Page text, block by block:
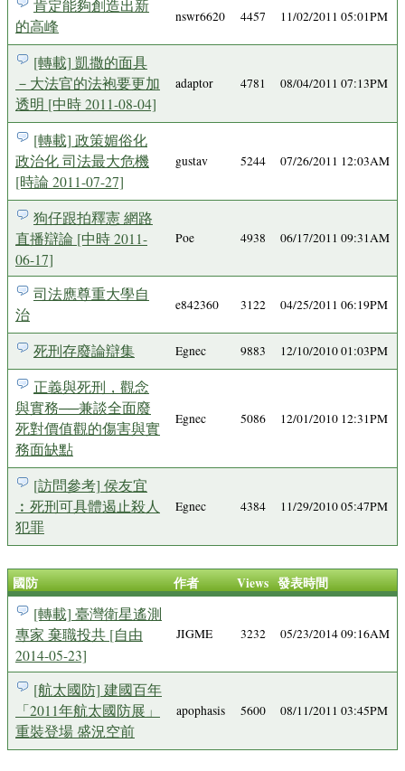
肯定能夠創造出新
的高峰
nswr6620 4457 11/02/2011 05:01PM
[轉載] 凱撒的面具
－大法官的法袍要更加
透明 [中時 2011-08-04]
adaptor 4781 08/04/2011 07:13PM
[轉載] 政策媚俗化
政治化 司法最大危機
[時論 2011-07-27]
gustav 5244 07/26/2011 12:03AM
狗仔跟拍釋憲 網路
直播辯論 [中時 2011-
06-17]
Poe 4938 06/17/2011 09:31AM
司法應尊重大學自
治
e842360 3122 04/25/2011 06:19PM
死刑存廢論辯集 Egnec 9883 12/10/2010 01:03PM
正義與死刑，觀念
與實務──兼談全面廢
死對價值觀的傷害與實
務面缺點
Egnec 5086 12/01/2010 12:31PM
[訪問參考] 侯友宜
︰死刑可具體遏止殺人
犯罪
Egnec 4384 11/29/2010 05:47PM
國防 作者 Views 發表時間
[轉載] 臺灣衛星遙測
專家 棄職投共 [自由
2014-05-23]
JIGME 3232 05/23/2014 09:16AM
[航太國防] 建國百年
「2011年航太國防展」
重裝登場 盛況空前
apophasis 5600 08/11/2011 03:45PM